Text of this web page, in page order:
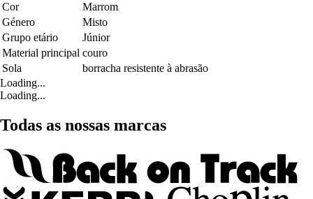
Cor
Marrom
Género
Misto
Grupo etário
Júnior
Material principal couro
Sola
borracha resistente à abrasão
Loading...
Loading...
Todas as nossas marcas